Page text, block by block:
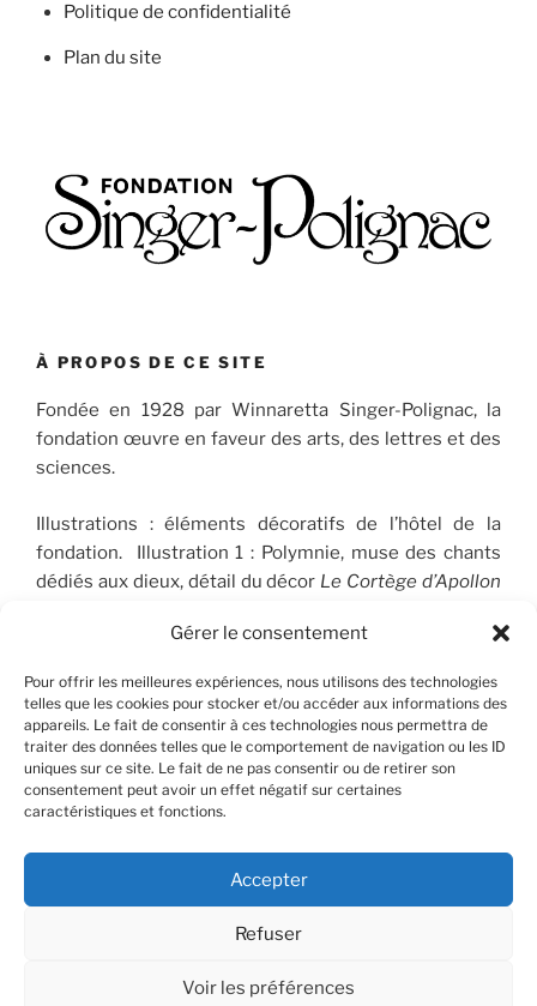
Gérer le consentement
Pour offrir les meilleures expériences, nous utilisons des technologies
telles que les cookies pour stocker et/ou accéder aux informations des
appareils. Le fait de consentir à ces technologies nous permettra de
traiter des données telles que le comportement de navigation ou les ID
uniques sur ce site. Le fait de ne pas consentir ou de retirer son
consentement peut avoir un effet négatif sur certaines
caractéristiques et fonctions.
Accepter
Refuser
Voir les préférences
Politique de confidentialité
Plan du site
À PROPOS DE CE SITE
Fondée en 1928 par Winnaretta Singer-Polignac, la
fondation œuvre en faveur des arts, des lettres et des
sciences.
Illustrations : éléments décoratifs de l’hôtel de la
fondation. Illustration 1 : Polymnie, muse des chants
dédiés aux dieux, détail du décor Le Cortège d’Apollon
orne le plafond du Salon de musique. © FSP/OLG
RECHERCHER
Recherche
pour
:
InstagramContact